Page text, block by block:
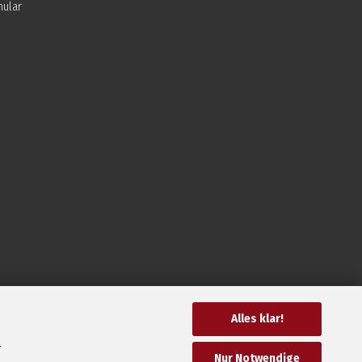
Alles klar!
Nur Notwendige